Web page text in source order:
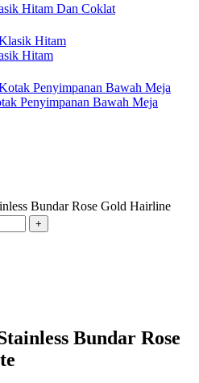
Hitam Dan Coklat
Hitam
Penyimpanan Bawah Meja
Bundar Rose Gold Hairline
+
Bundar Rose